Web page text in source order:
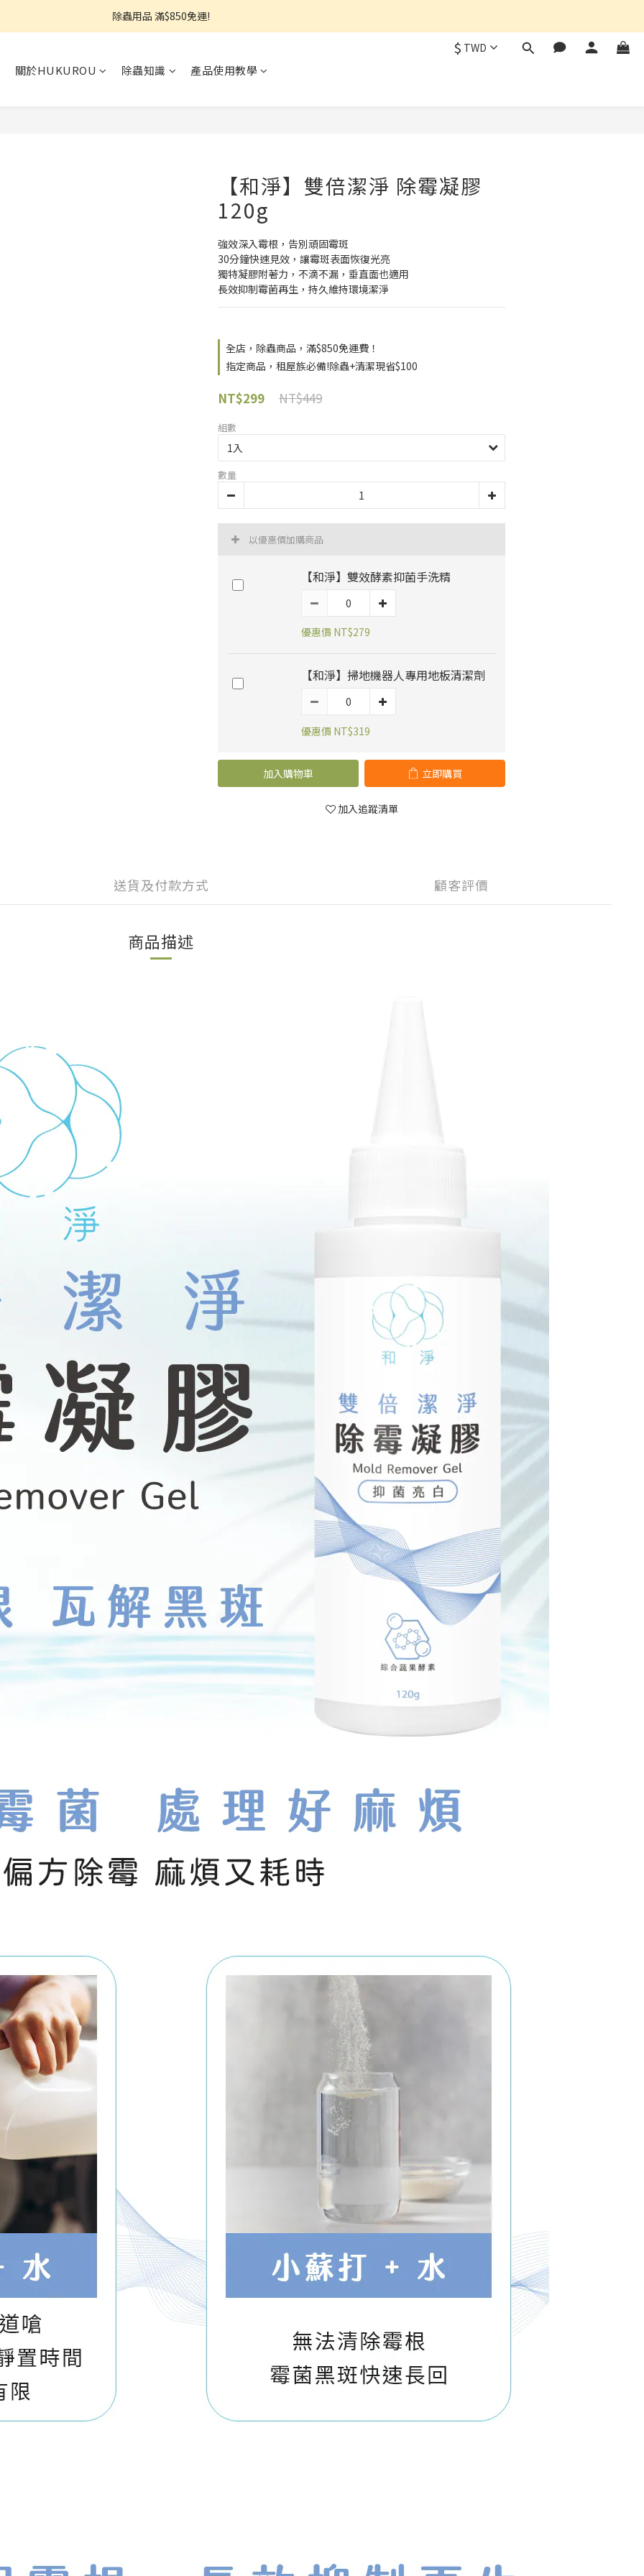
熱銷推薦⭐強效小蟑螂凝膠↘︎499
除蟲用品 滿$850免運!
熱銷推薦⭐強效小蟑螂凝膠↘︎499
$ TWD
關於HUKUROU 除蟲知識 產品使用教學
【和淨】雙倍潔淨 除霉凝膠
120g
強效深入霉根，告別頑固霉斑
30分鐘快速見效，讓霉斑表面恢復光亮
獨特凝膠附著力，不滴不漏，垂直面也適用
長效抑制霉菌再生，持久維持環境潔淨
全店，除蟲商品，滿$850免運費！
指定商品，租屋族必備!除蟲+清潔現省$100
NT$449
NT$299
組數
數量
以優惠價加購商品
【和淨】雙效酵素抑菌手洗精
優惠價 NT$279
【和淨】掃地機器人專用地板清潔劑
優惠價 NT$319
加入購物車 立即購買
加入追蹤清單
送貨及付款方式 顧客評價
商品描述